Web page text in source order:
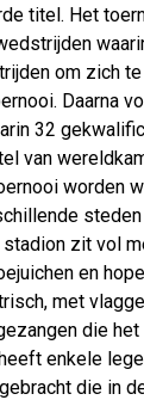
titel. Het
om zich
Daarna
32
van
worden
zit vol
en
met
die
enkele
die in